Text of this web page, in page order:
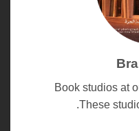
Book studios
These